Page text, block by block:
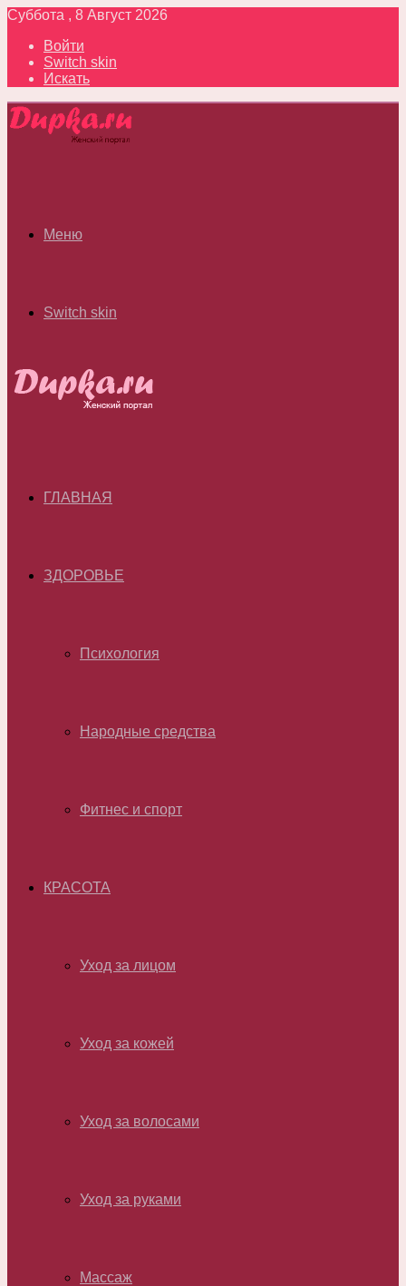
Суббота , 8 Август 2026
Войти
Switch skin
Искать
Меню
Switch skin
ГЛАВНАЯ
ЗДОРОВЬЕ
Психология
Народные средства
Фитнес и спорт
КРАСОТА
Уход за лицом
Уход за кожей
Уход за волосами
Уход за руками
Массаж